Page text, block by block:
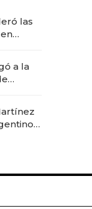
las
a la